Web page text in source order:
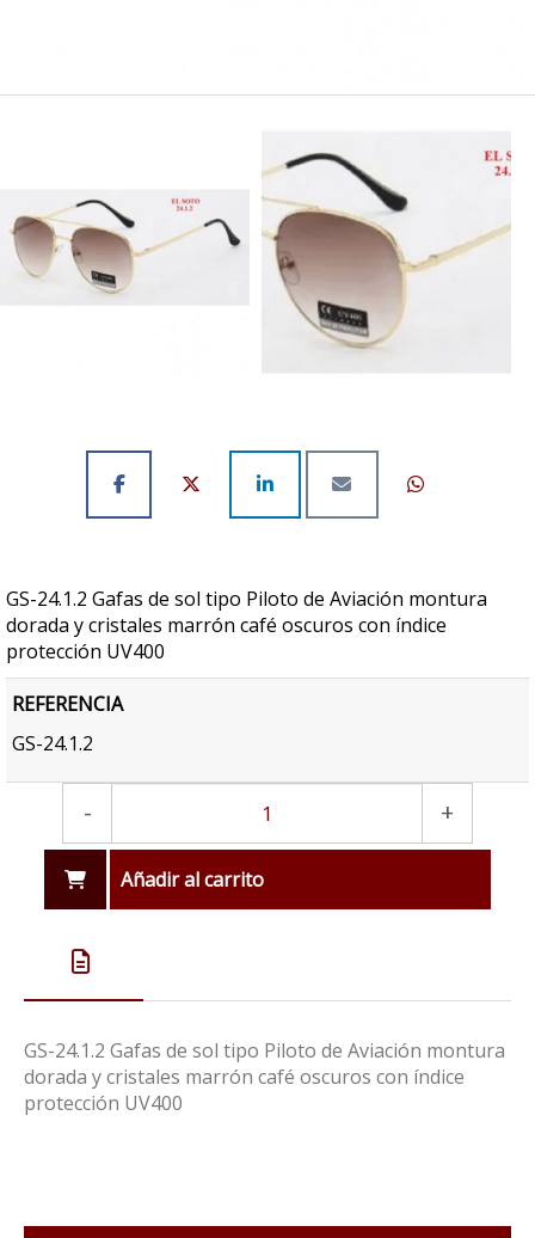
GS-24.1.2 Gafas de sol tipo Piloto de Aviación montura
dorada y cristales marrón café oscuros con índice
protección UV400
REFERENCIA
GS-24.1.2
- +
Añadir al carrito
GS-24.1.2 Gafas de sol tipo Piloto de Aviación montura
dorada y cristales marrón café oscuros con índice
protección UV400